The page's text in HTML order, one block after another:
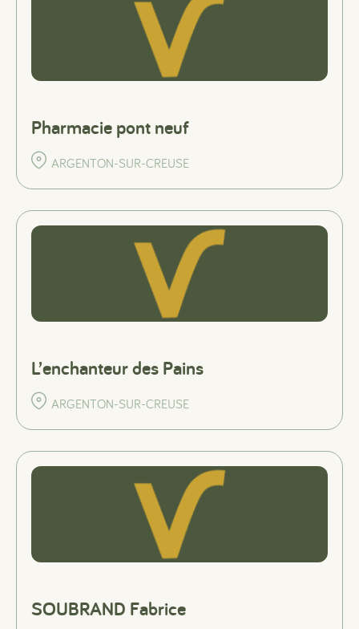
Pharmacie pont neuf
ARGENTON-SUR-CREUSE
L’enchanteur des Pains
ARGENTON-SUR-CREUSE
SOUBRAND Fabrice
#